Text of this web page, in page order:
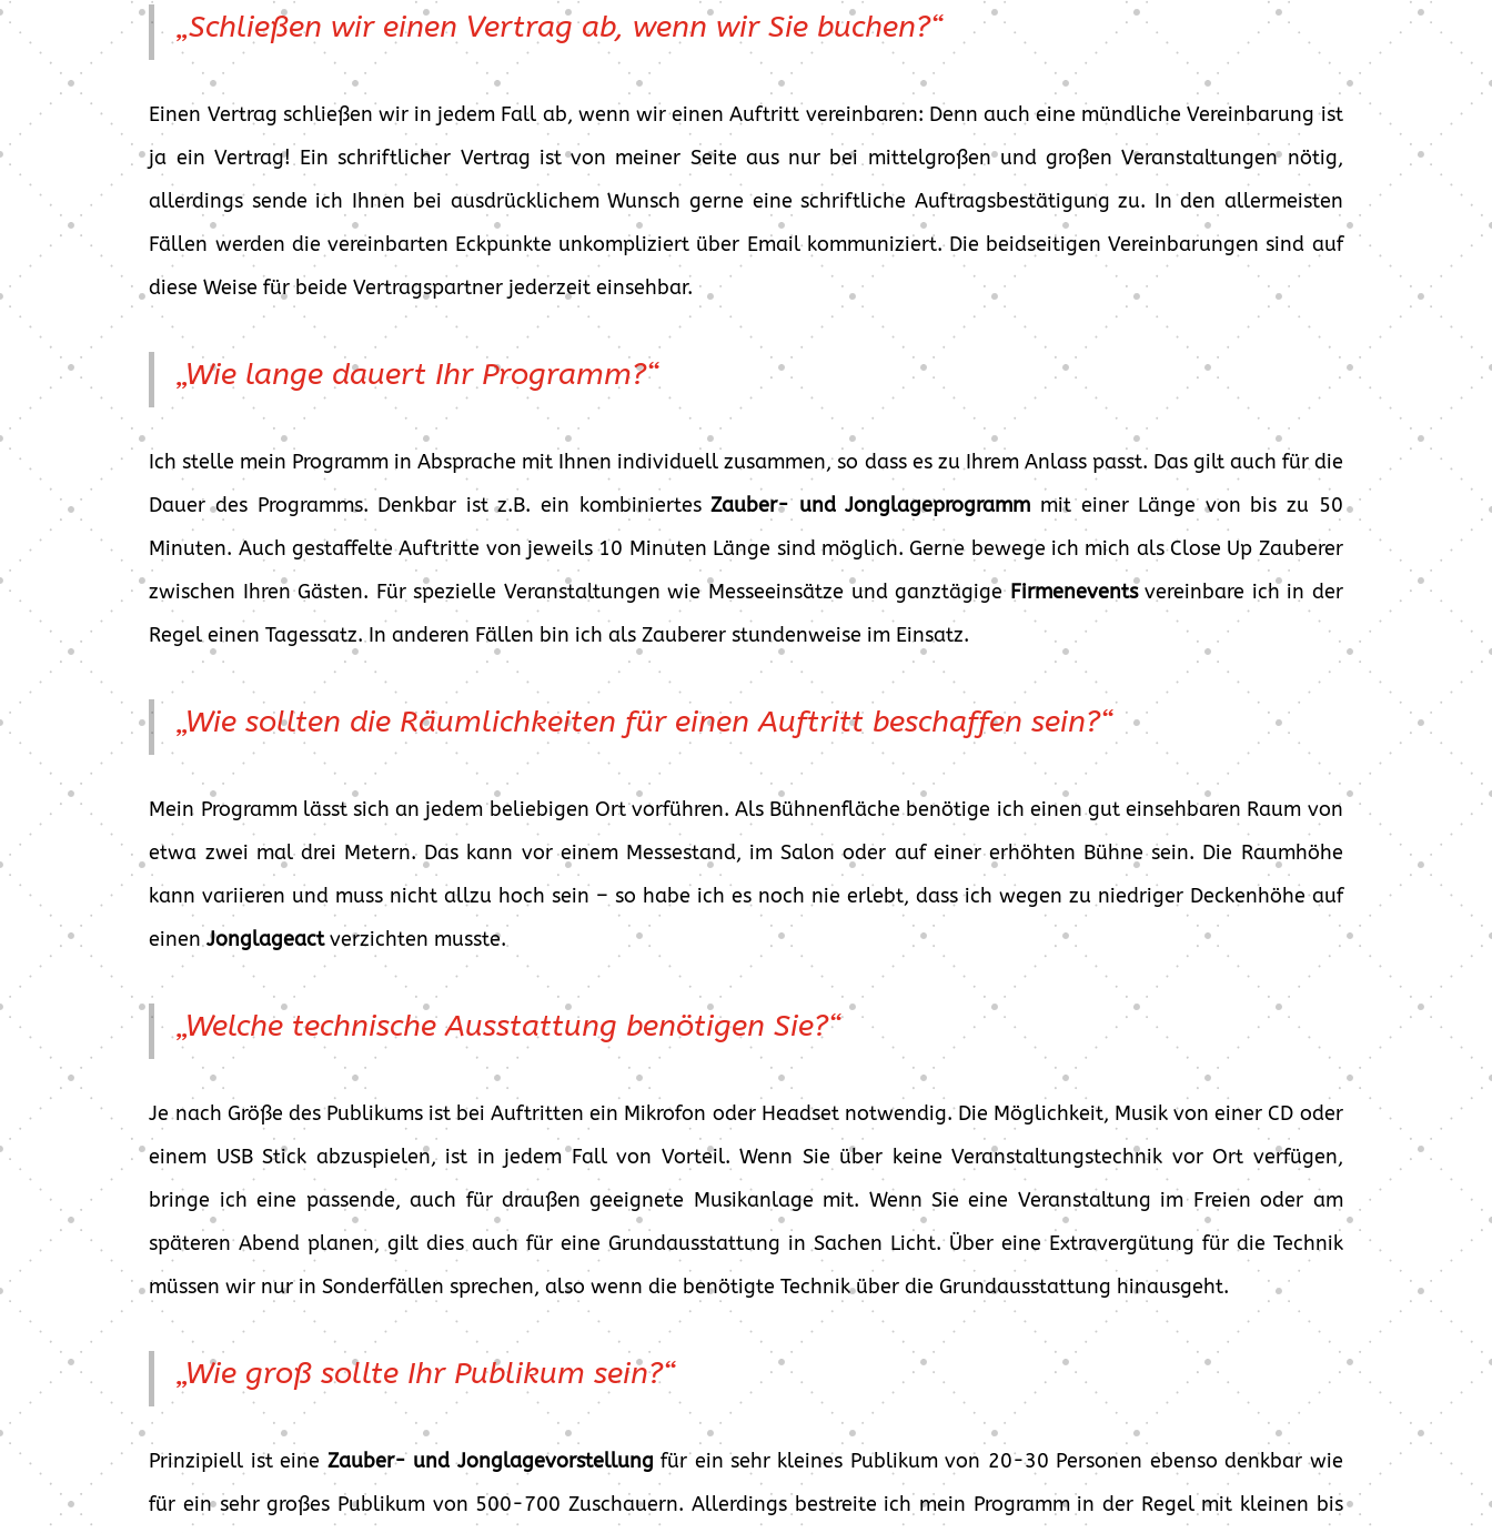
„Schließen wir einen Vertrag ab, wenn wir Sie buchen?“
Einen Vertrag schließen wir in jedem Fall ab, wenn wir einen Auftritt vereinbaren: Denn auch eine mündliche Vereinbarung ist
ja ein Vertrag! Ein schriftlicher Vertrag ist von meiner Seite aus nur bei mittelgroßen und großen Veranstaltungen nötig,
allerdings sende ich Ihnen bei ausdrücklichem Wunsch gerne eine schriftliche Auftragsbestätigung zu. In den allermeisten
Fällen werden die vereinbarten Eckpunkte unkompliziert über Email kommuniziert. Die beidseitigen Vereinbarungen sind auf
diese Weise für beide Vertragspartner jederzeit einsehbar.
„Wie lange dauert Ihr Programm?“
Ich stelle mein Programm in Absprache mit Ihnen individuell zusammen, so dass es zu Ihrem Anlass passt. Das gilt auch für die
Dauer des Programms. Denkbar ist z.B. ein kombiniertesZauber- und Jonglageprogramm mit einer Länge von bis zu 50
Minuten. Auch gestaffelte Auftritte von jeweils 10 Minuten Länge sind möglich. Gerne bewege ich mich als Close Up Zauberer
zwischen Ihren Gästen. Für spezielle Veranstaltungen wie Messeeinsätze und ganztägige Firmeneventsvereinbare ich in der
Regel einen Tagessatz. In anderen Fällen bin ich als Zauberer stundenweise im Einsatz.
„Wie sollten die Räumlichkeiten für einen Auftritt beschaffen sein?“
Mein Programm lässt sich an jedem beliebigen Ort vorführen. Als Bühnenfläche benötige ich einen gut einsehbaren Raum von
etwa zwei mal drei Metern. Das kann vor einem Messestand, im Salon oder auf einer erhöhten Bühne sein. Die Raumhöhe
kann variieren und muss nicht allzu hoch sein – so habe ich es noch nie erlebt, dass ich wegen zu niedriger Deckenhöhe auf
einenJonglageactverzichten musste.
„Welche technische Ausstattung benötigen Sie?“
Je nach Größe des Publikums ist bei Auftritten ein Mikrofon oder Headset notwendig. Die Möglichkeit, Musik von einer CD oder
einem USB Stick abzuspielen, ist in jedem Fall von Vorteil. Wenn Sie über keine Veranstaltungstechnik vor Ort verfügen,
bringe ich eine passende, auch für draußen geeignete Musikanlage mit. Wenn Sie eine Veranstaltung im Freien oder am
späteren Abend planen, gilt dies auch für eine Grundausstattung in Sachen Licht. Über eine Extravergütung für die Technik
müssen wir nur in Sonderfällen sprechen, also wenn die benötigte Technik über die Grundausstattung hinausgeht.
„Wie groß sollte Ihr Publikum sein?“
Prinzipiell ist eine Zauber- und Jonglagevorstellung für ein sehr kleines Publikum von 20-30 Personen ebenso denkbar wie
für ein sehr großes Publikum von 500-700 Zuschauern. Allerdings bestreite ich mein Programm in der Regel mit kleinen bis